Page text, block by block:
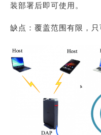
装部署后即可使用。
缺点：覆盖范围有限，只